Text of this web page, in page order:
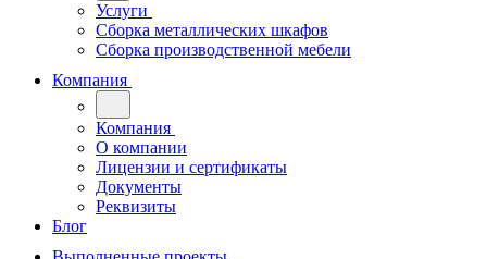
Услуги
Сборка металлических шкафов
Сборка производственной мебели
Компания
Компания
О компании
Лицензии и сертификаты
Документы
Реквизиты
Блог